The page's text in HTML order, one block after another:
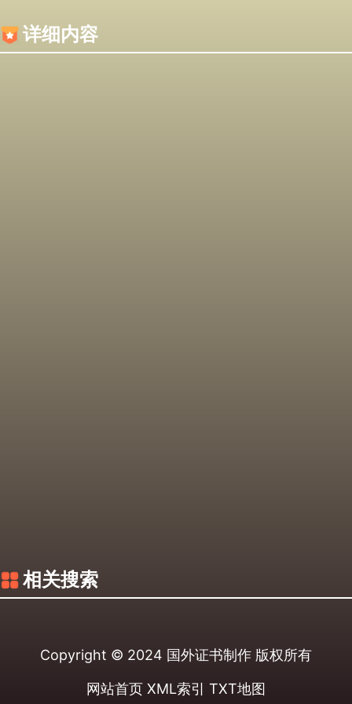
详细内容
相关搜索
Copyright © 2024 国外证书制作 版权所有
网站首页 XML索引 TXT地图